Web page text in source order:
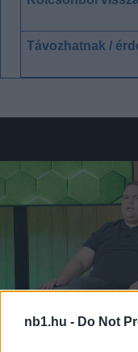
nb1.hu - Do Not
Távozhatnak /